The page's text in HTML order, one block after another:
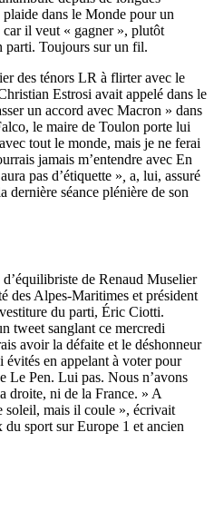
dans le Monde pour un
il veut « gagner », plutôt
parti. Toujours sur un fil.
des ténors LR à flirter avec le
Estrosi avait appelé dans le
un accord avec Macron » dans
le maire de Toulon porte lui
tout le monde, mais je ne ferai
jamais m’entendre avec En
pas d’étiquette » a, lui, assuré
dernière séance plénière de son
de Renaud Muselier
des Alpes-Maritimes et président
du parti, Éric Ciotti.
tweet sanglant ce mercredi
avoir la défaite et le déshonneur
en appelant à voter pour
Le Pen. Lui pas. Nous n’avons
droite, ni de la France. » A
soleil, mais il coule », écrivait
sport sur Europe 1 et ancien